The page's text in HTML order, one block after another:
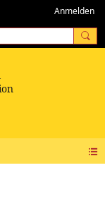
Anmelden